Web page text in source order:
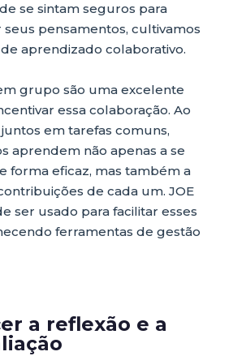
se sintam seguros para
pensamentos, cultivamos
aprendizado colaborativo.
grupo são uma excelente
essa colaboração. Ao
em tarefas comuns,
aprendem não apenas a se
forma eficaz, mas também a
de cada um. JOE
ser usado para facilitar esses
ferramentas de gestão
a reflexão e a